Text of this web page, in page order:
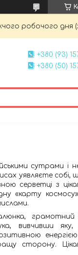
робочого дня
+380 (93)
+380 (50)
сутрами і
уявляєте
серветці з
«карту
грамотний
вивчивши
сторону.